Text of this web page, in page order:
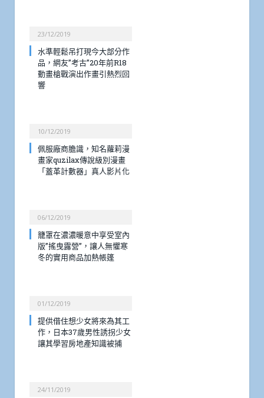
23/12/2019
水準輕鬆吊打現今大部分作
品，網友”考古”20年前R18
動畫槍戰演出作畫引熱烈回
響
10/12/2019
佩服廠商膽識，知名蘿莉漫
畫家quzilax傳說級別漫畫
「蓋革計數器」真人影片化
06/12/2019
籠罩在濃濃暖意中享受室內
版”搖曳露營”，讓人無懼寒
冬的實用商品加熱帳篷
01/12/2019
提供借住想少女將來為其工
作，日本37歲男性誘拐少女
讓其學習房地產知識被捕
24/11/2019